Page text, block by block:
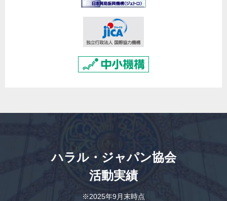
ハラル・ジャパン協会
活動実績
※2025年9月末時点